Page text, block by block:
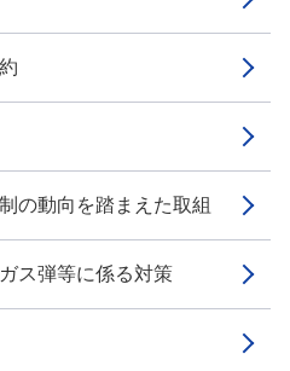
の動向を踏まえた取組
ス弾等に係る対策